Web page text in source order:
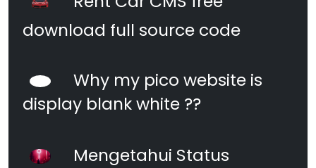
download full source code
Why my pico website is
display blank white ??
Mengetahui Status